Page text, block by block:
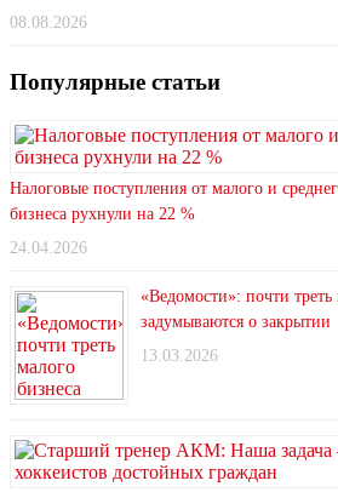
08.08.2026
Популярные статьи
Налоговые поступления от малого и
бизнеса рухнули на 22 %
24.04.2026
«Ведомости»: почти треть
задумываются о закрытии
13.03.2026